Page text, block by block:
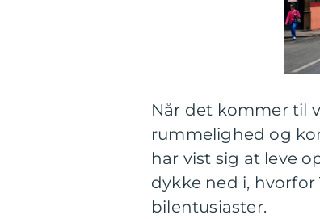
Når det kommer til
rummelighed og
har vist sig at leve
dykke ned i,
bilentusiaster.